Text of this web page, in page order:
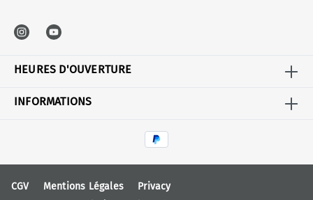
HEURES D'OUVERTURE
INFORMATIONS
CGV Mentions Légales
Privacy